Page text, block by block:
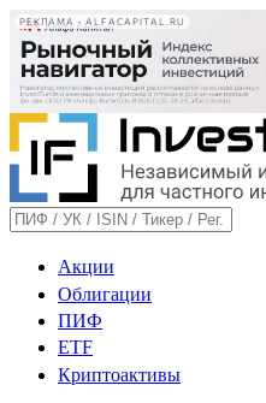
РЕКЛАМА • ALFACAPITAL.RU
Акции
Облигации
ПИФ
ETF
Криптоактивы